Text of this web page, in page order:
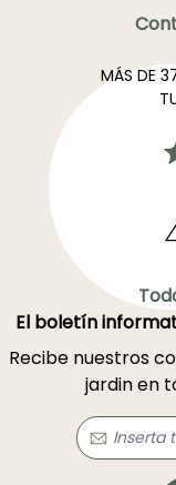
MÁS DE
El boletín
Recibe nuestros
jardin en